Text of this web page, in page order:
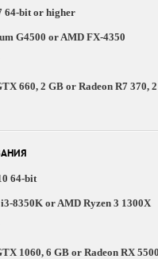
64-bit or higher
G4500 or AMD FX-4350
660, 2 GB or Radeon R7 370,
64-bit
8350K or AMD Ryzen 3 1300X
1060, 6 GB or Radeon RX